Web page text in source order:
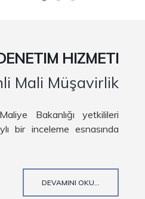
HIZMETI
Mali Müşavirlik
Bakanlığı yetkilileri
bir inceleme esnasında
DEVAMINI OKU...